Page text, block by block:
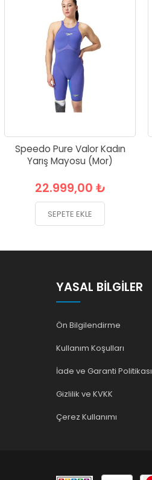
Speedo Pure Valor Kadın
Yarış Mayosu (Mor)
22.999,00 ₺
SEPETE EKLE
YASAL BILGILER
Ön Bilgilendirme
Kullanım Koşulları
İade ve Garanti Politikası
Gizlilik ve KVKK
Çerez Kullanımı